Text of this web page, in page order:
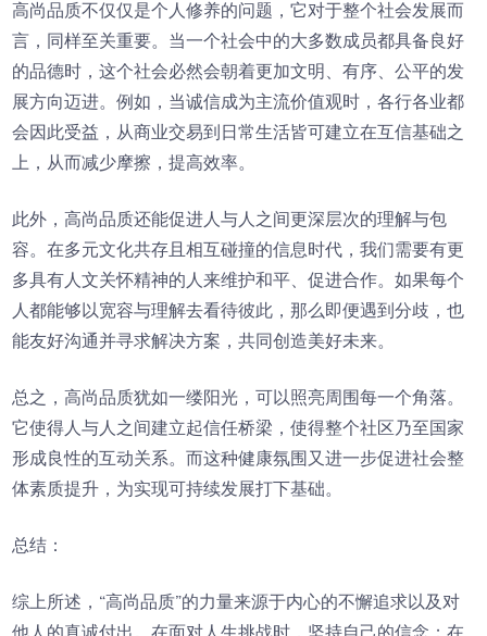
高尚品质不仅仅是个人修养的问题，它对于整个社会发展而
言，同样至关重要。当一个社会中的大多数成员都具备良好
的品德时，这个社会必然会朝着更加文明、有序、公平的发
展方向迈进。例如，当诚信成为主流价值观时，各行各业都
会因此受益，从商业交易到日常生活皆可建立在互信基础之
上，从而减少摩擦，提高效率。
此外，高尚品质还能促进人与人之间更深层次的理解与包
容。在多元文化共存且相互碰撞的信息时代，我们需要有更
多具有人文关怀精神的人来维护和平、促进合作。如果每个
人都能够以宽容与理解去看待彼此，那么即便遇到分歧，也
能友好沟通并寻求解决方案，共同创造美好未来。
总之，高尚品质犹如一缕阳光，可以照亮周围每一个角落。
它使得人与人之间建立起信任桥梁，使得整个社区乃至国家
形成良性的互动关系。而这种健康氛围又进一步促进社会整
体素质提升，为实现可持续发展打下基础。
总结：
综上所述，“高尚品质”的力量来源于内心的不懈追求以及对
他人的真诚付出。在面对人生挑战时，坚持自己的信念；在